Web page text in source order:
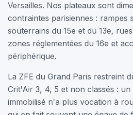
Versailles. Nos plateaux sont
contraintes parisiennes : rampes
souterrains du 15e et du 13e,
zones réglementées du 16e et
périphérique.
La ZFE du Grand Paris restreint
Crit'Air 3, 4, 5 et non classés : un
immobilisé n'a plus vocation à